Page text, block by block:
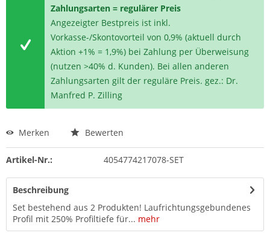
Zahlungsarten = regulärer Preis
Angezeigter Bestpreis ist inkl.
Vorkasse-/Skontovorteil von 0,9% (aktuell durch
Aktion +1% = 1,9%) bei Zahlung per Überweisung
(nutzen >40% d. Kunden). Bei allen anderen
Zahlungsarten gilt der reguläre Preis. gez.: Dr.
Manfred P. Zilling
Merken Bewerten
Artikel-Nr.: 4054774217078-SET
Beschreibung
Set bestehend aus 2 Produkten! Laufrichtungsgebundenes
Profil mit 250% Profiltiefe für... mehr